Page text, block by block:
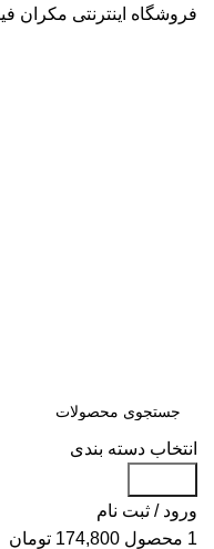
فروشگاه اینترنتی مکران
انتخاب دسته بندی
ورود / ثبت نام
1 محصول 174,800 تومان